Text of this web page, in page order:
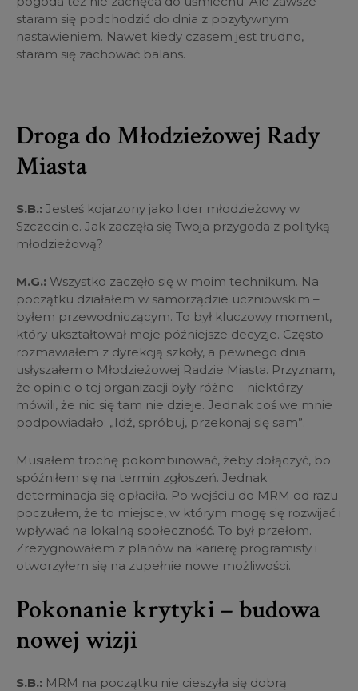
staram się podchodzić do dnia z pozytywnym
nastawieniem. Nawet kiedy czasem jest trudno,
staram się zachować balans.
Droga do Młodzieżowej Rady
Miasta
S.B.: Jesteś kojarzony jako lider młodzieżowy w
Szczecinie. Jak zaczęła się Twoja przygoda z polityką
młodzieżową?
M.G.: Wszystko zaczęło się w moim technikum. Na
początku działałem w samorządzie uczniowskim –
byłem przewodniczącym. To był kluczowy moment,
który ukształtował moje późniejsze decyzje. Często
rozmawiałem z dyrekcją szkoły, a pewnego dnia
usłyszałem o Młodzieżowej Radzie Miasta. Przyznam,
że opinie o tej organizacji były różne – niektórzy
mówili, że nic się tam nie dzieje. Jednak coś we mnie
podpowiadało: „Idź, spróbuj, przekonaj się sam”.
Musiałem trochę pokombinować, żeby dołączyć, bo
spóźniłem się na termin zgłoszeń. Jednak
determinacja się opłaciła. Po wejściu do MRM od razu
poczułem, że to miejsce, w którym mogę się rozwijać i
wpływać na lokalną społeczność. To był przełom.
Zrezygnowałem z planów na karierę programisty i
otworzyłem się na zupełnie nowe możliwości.
Pokonanie krytyki – budowa
nowej wizji
S.B.: MRM na początku nie cieszyła się dobrą